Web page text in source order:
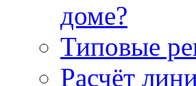
доме?
Типовые
Расчёт